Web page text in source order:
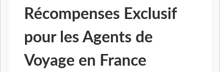
Récompenses Exclusif
pour les Agents de
Voyage en France